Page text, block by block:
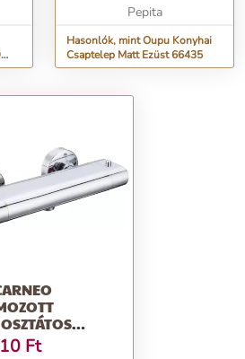
Pepita
Hasonlók, mint Oupu Konyhai
Csaptelep Matt Ezüst 66435
Ft